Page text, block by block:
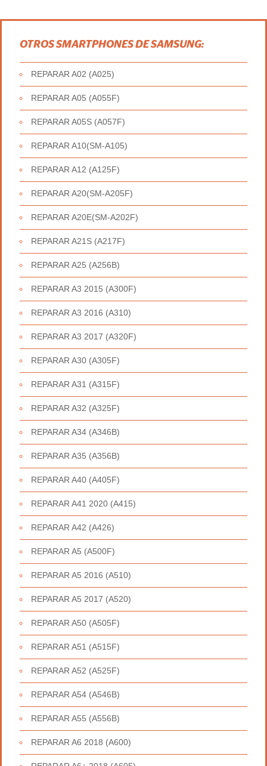
OTROS SMARTPHONES DE SAMSUNG:
REPARAR A02 (A025)
REPARAR A05 (A055F)
REPARAR A05S (A057F)
REPARAR A10(SM-A105)
REPARAR A12 (A125F)
REPARAR A20(SM-A205F)
REPARAR A20E(SM-A202F)
REPARAR A21S (A217F)
REPARAR A25 (A256B)
REPARAR A3 2015 (A300F)
REPARAR A3 2016 (A310)
REPARAR A3 2017 (A320F)
REPARAR A30 (A305F)
REPARAR A31 (A315F)
REPARAR A32 (A325F)
REPARAR A34 (A346B)
REPARAR A35 (A356B)
REPARAR A40 (A405F)
REPARAR A41 2020 (A415)
REPARAR A42 (A426)
REPARAR A5 (A500F)
REPARAR A5 2016 (A510)
REPARAR A5 2017 (A520)
REPARAR A50 (A505F)
REPARAR A51 (A515F)
REPARAR A52 (A525F)
REPARAR A54 (A546B)
REPARAR A55 (A556B)
REPARAR A6 2018 (A600)